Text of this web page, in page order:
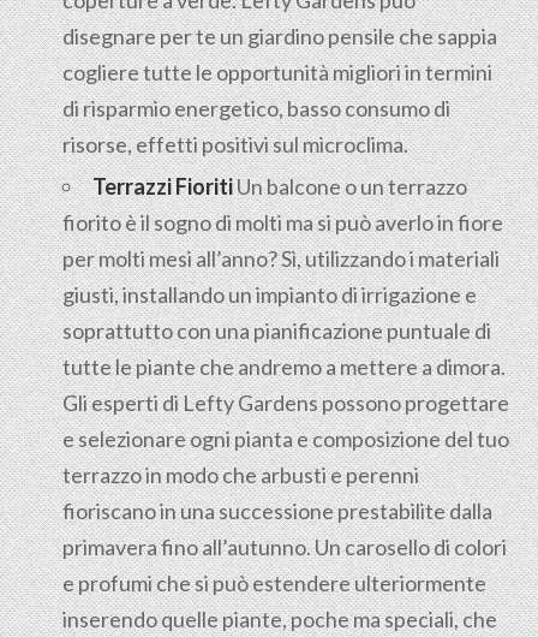
disegnare per te un giardino pensile che sappia
cogliere tutte le opportunità migliori in termini
di risparmio energetico, basso consumo di
risorse, effetti positivi sul microclima.
Terrazzi FioritiUn balcone o un terrazzo
fiorito è il sogno di molti ma si può averlo in fiore
per molti mesi all’anno? Sì, utilizzando i materiali
giusti, installando un impianto di irrigazione e
soprattutto con una pianificazione puntuale di
tutte le piante che andremo a mettere a dimora.
Gli esperti di Lefty Gardens possono progettare
e selezionare ogni pianta e composizione del tuo
terrazzo in modo che arbusti e perenni
fioriscano in una successione prestabilite dalla
primavera fino all’autunno. Un carosello di colori
e profumi che si può estendere ulteriormente
inserendo quelle piante, poche ma speciali, che